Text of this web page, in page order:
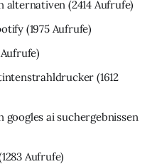
alternativen (2414 Aufrufe)
(1975 Aufrufe)
Aufrufe)
(1612
googles ai suchergebnissen
Aufrufe)